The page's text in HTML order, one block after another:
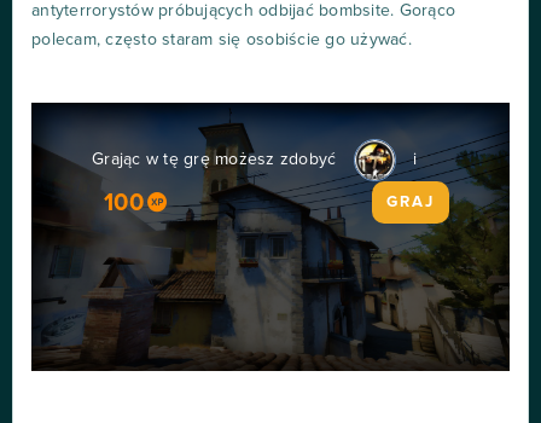
antyterrorystów próbujących odbijać bombsite. Gorąco
polecam, często staram się osobiście go używać.
Grając w tę grę możesz zdobyć i
100 GRAJ